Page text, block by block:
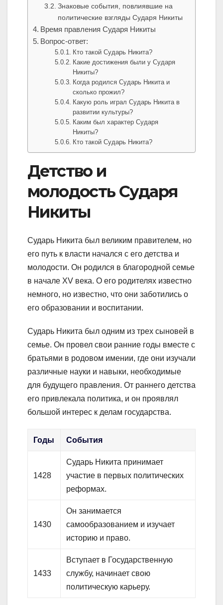
Знаковые события, повлиявшие на
политические взгляды Сударя Никиты
Время правления Сударя Никиты
Вопрос-ответ:
Кто такой Сударь Никита?
Какие достижения были у Сударя
Никиты?
Когда родился Сударь Никита и
сколько прожил?
Какую роль играл Сударь Никита в
развитии культуры?
Каким был характер Сударя
Никиты?
Кто такой Сударь Никита?
Детство и
молодость Сударя
Никиты
Сударь Никита был великим правителем, но
его путь к власти начался с его детства и
молодости. Он родился в благородной семье
в начале XV века. О его родителях известно
немного, но известно, что они заботились о
его образовании и воспитании.
Сударь Никита был одним из трех сыновей в
семье. Он провел свои ранние годы вместе с
братьями в родовом имении, где они изучали
различные науки и навыки, необходимые
для будущего правления. От раннего детства
его привлекала политика, и он проявлял
большой интерес к делам государства.
Годы События
1428
Сударь Никита принимает
участие в первых политических
реформах.
1430
Он занимается
самообразованием и изучает
историю и право.
1433
Вступает в Государственную
службу, начинает свою
политическую карьеру.